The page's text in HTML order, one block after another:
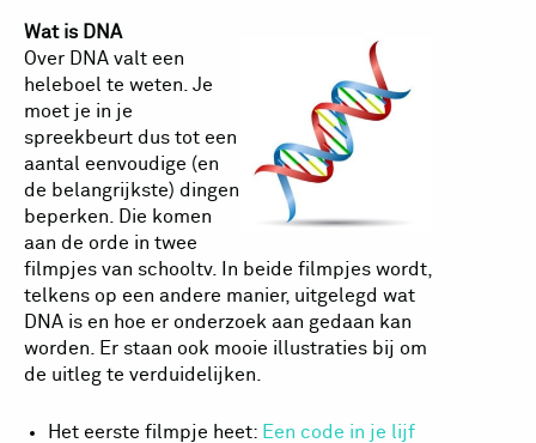
Wat is DNA
Over DNA valt een
heleboel te weten. Je
moet je in je
spreekbeurt dus tot een
aantal eenvoudige (en
de belangrijkste) dingen
beperken. Die komen
aan de orde in twee
filmpjes van schooltv. In beide filmpjes wordt,
telkens op een andere manier, uitgelegd wat
DNA is en hoe er onderzoek aan gedaan kan
worden. Er staan ook mooie illustraties bij om
de uitleg te verduidelijken.
Het eerste filmpje heet: Een code in je lijf